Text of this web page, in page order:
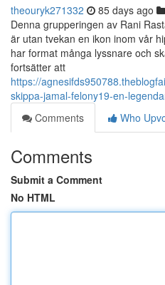
theouryk271332 85 days ago
Denna grupperingen av Rani
är utan tvekan en ikon inom vår
har format många lyssnare och
fortsätter att
https://
skippa-jamal-felony19-en-
Comments
Who
Comments
Submit a Comment
No HTML